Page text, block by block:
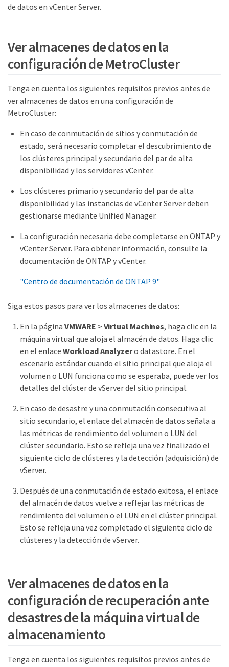
de datos en vCenter Server.
Ver almacenes de datos en la
configuración de MetroCluster
Tenga en cuenta los siguientes requisitos previos antes de
ver almacenes de datos en una configuración de
MetroCluster:
En caso de conmutación de sitios y conmutación de
estado, será necesario completar el descubrimiento de
los clústeres principal y secundario del par de alta
disponibilidad y los servidores vCenter.
Los clústeres primario y secundario del par de alta
disponibilidad y las instancias de vCenter Server deben
gestionarse mediante Unified Manager.
La configuración necesaria debe completarse en ONTAP y
vCenter Server. Para obtener información, consulte la
documentación de ONTAP y vCenter.
"Centro de documentación de ONTAP 9"
Siga estos pasos para ver los almacenes de datos:
En la página VMWARE > Virtual Machines, haga clic en la
máquina virtual que aloja el almacén de datos. Haga clic
en el enlace Workload Analyzero datastore. En el
escenario estándar cuando el sitio principal que aloja el
volumen o LUN funciona como se esperaba, puede ver los
detalles del clúster de vServer del sitio principal.
En caso de desastre y una conmutación consecutiva al
sitio secundario, el enlace del almacén de datos señala a
las métricas de rendimiento del volumen o LUN del
clúster secundario. Esto se refleja una vez finalizado el
siguiente ciclo de clústeres y la detección (adquisición) de
vServer.
Después de una conmutación de estado exitosa, el enlace
del almacén de datos vuelve a reflejar las métricas de
rendimiento del volumen o el LUN en el clúster principal.
Esto se refleja una vez completado el siguiente ciclo de
clústeres y la detección de vServer.
Ver almacenes de datos en la
configuración de recuperación ante
desastres de la máquina virtual de
almacenamiento
Tenga en cuenta los siguientes requisitos previos antes de